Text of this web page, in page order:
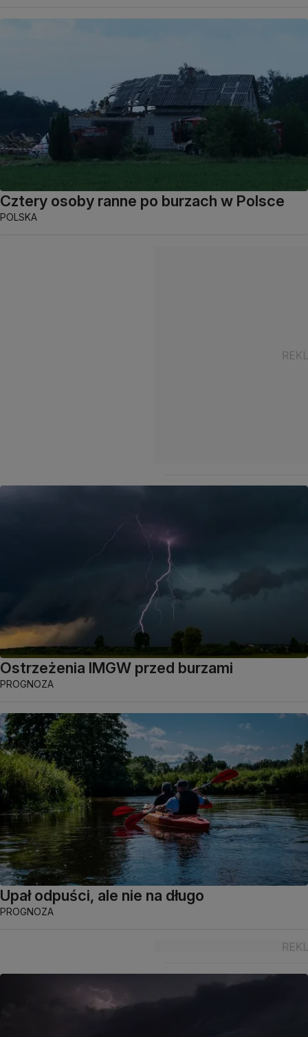
Cztery osoby ranne po burzach w Polsce
POLSKA
Ostrzeżenia IMGW przed burzami
PROGNOZA
Upał odpuści, ale nie na długo
PROGNOZA